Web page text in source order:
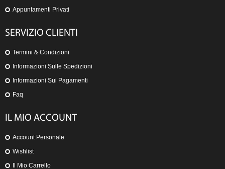
Appuntamenti Privati
SERVIZIO CLIENTI
Termini & Condizioni
Informazioni Sulle Spedizioni
Informazioni Sui Pagamenti
Faq
IL MIO ACCOUNT
Account Personale
Wishlist
Il Mio Carrello